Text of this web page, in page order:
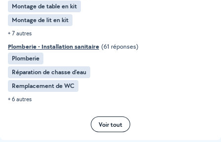
Montage de table en kit
Montage de lit en kit
+ 7 autres
Plomberie - Installation sanitaire (61 réponses)
Plomberie
Réparation de chasse d'eau
Remplacement de WC
+ 6 autres
Voir tout